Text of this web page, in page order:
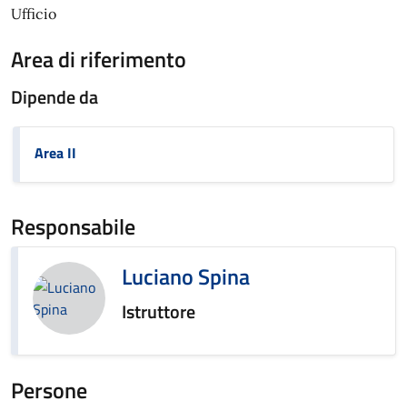
Ufficio
Area di riferimento
Dipende da
Area II
Responsabile
Luciano Spina
Istruttore
Persone